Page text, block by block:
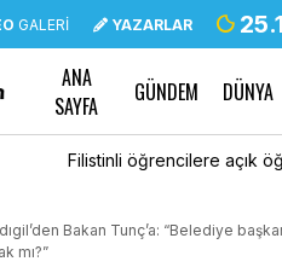
GALERİ YAZARLAR 25.1
ANA
SAYFA
GÜNDEM DÜNYA
öğretimle lisans eğitimi için
Bakan Tunç’a: “Belediye
mı?”